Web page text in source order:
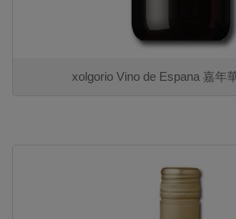
xolgorio Vino de Espana 嘉年